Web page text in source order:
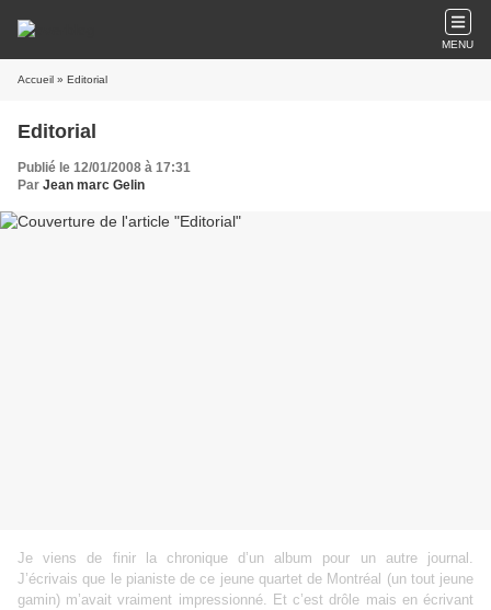
MENU
Accueil » Editorial
Editorial
Publié le 12/01/2008 à 17:31
Par Jean marc Gelin
Je viens de finir la chronique d’un album pour un autre journal.
J’écrivais que le pianiste de ce jeune quartet de Montréal (un tout jeune
gamin) m’avait vraiment impressionné. Et c’est drôle mais en écrivant